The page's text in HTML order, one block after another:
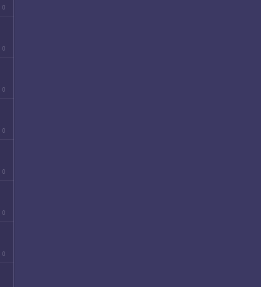
0
0
0
0
0
0
0